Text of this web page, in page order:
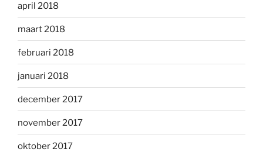
april 2018
maart 2018
februari 2018
januari 2018
december 2017
november 2017
oktober 2017